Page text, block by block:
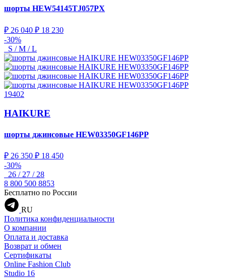
шорты HEW54145TJ057PX
₽ 26 040 ₽ 18 230
-30%
S / M / L
19402
HAIKURE
шорты джинсовые HEW03350GF146PP
₽ 26 350 ₽ 18 450
-30%
26 / 27 / 28
8 800 500 8853
Бесплатно по России
RU
Политика конфиденциальности
О компании
Оплата и доставка
Возврат и обмен
Сертификаты
Online Fashion Club
Studio 16